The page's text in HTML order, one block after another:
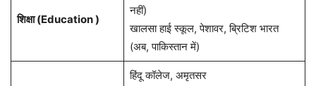
शिक्षा (Education )
नहीं)
खालसा हाई स्कूल, पेशावर, ब्रिटिश भारत
(अब, पाकिस्तान में)
हिंदू कॉलेज, अमृतसर